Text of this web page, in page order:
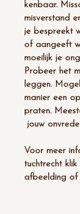
kenbaar.
misverstand
je bespreekt
of aangeeft
moeilijk je
Probeer het
leggen.
manier een
praten.
jouw
Voor meer
tuchtrecht
afbeelding of